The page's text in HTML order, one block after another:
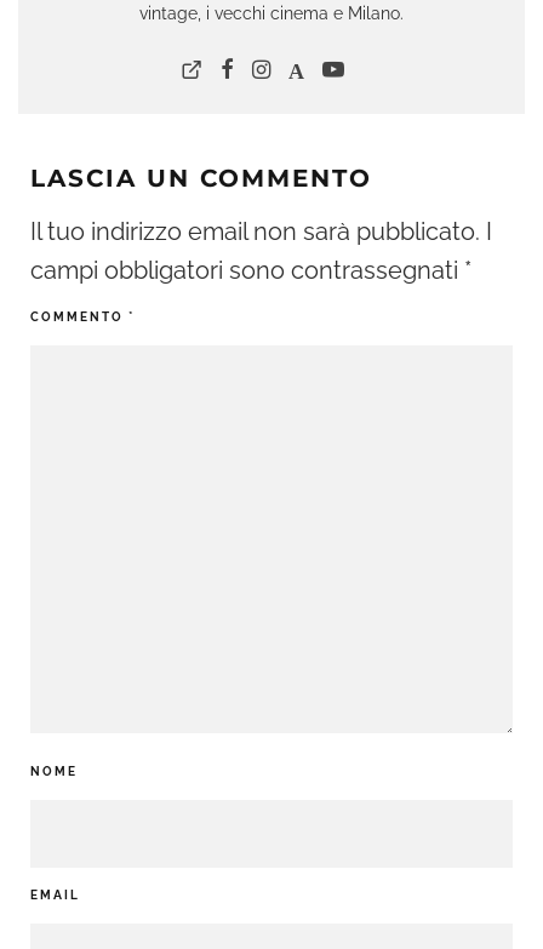
vintage, i vecchi cinema e Milano.
LASCIA UN COMMENTO
Il tuo indirizzo email non sarà pubblicato. I
campi obbligatori sono contrassegnati *
COMMENTO *
NOME
EMAIL